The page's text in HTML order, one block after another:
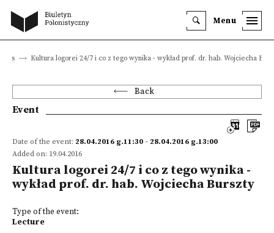
Menu
Kultura logorei 24/7 i co z tego wynika - wykład prof. dr. hab. Wojciecha
Back
Event
Date of the event: 28.04.2016 g.11:30 - 28.04.2016 g.13:00
Added on: 19.04.2016
Kultura logorei 24/7 i co z tego wynika -
wykład prof. dr. hab. Wojciecha Burszty
Type of the event:
Lecture